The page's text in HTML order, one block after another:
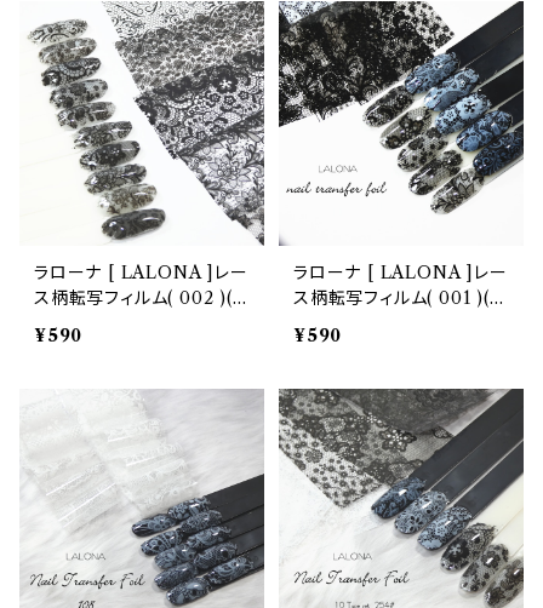
スタッズリベット
ブリオン
シリコンモールド
ル
ラローナ [ LALONA ]レー
ス柄転写フィルム( 002 )( 1
0種セット20cm) ジェルネ
イル/ネイルアート/転写フィ
¥590
ラローナ [ LALONA ]レー
ス柄転写フィルム( 001 )( 1
0種セット20cm) ジェルネ
イル/ネイルアート/転写フィ
ル
¥590